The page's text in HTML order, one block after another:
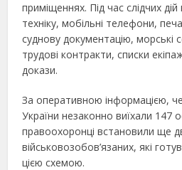
приміщеннях. Під час слідчих
техніку, мобільні телефони,
суднову документацію, морські
трудові контракти, списки
докази.
За оперативною інформацією,
України незаконно виїхали 147
правоохоронці встановили ще
військовозобов’язаних, які
цією схемою.